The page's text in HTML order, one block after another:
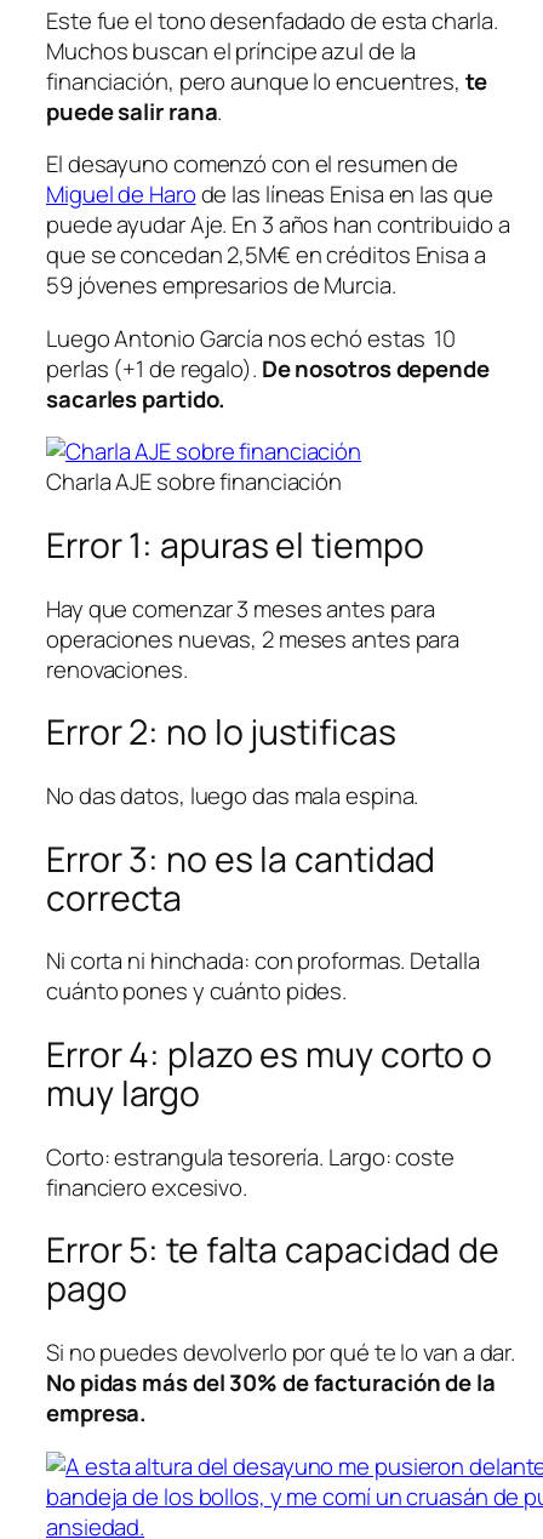
Este fue el tono desenfadado de esta charla.
Muchos buscan el príncipe azul de la
financiación, pero aunque lo encuentres, te
puede salir rana.
El desayuno comenzó con el resumen de
Miguel de Harode las líneas Enisa en las que
puede ayudar Aje. En 3 años han contribuido a
que se concedan 2,5M€ en créditos Enisa a
59 jóvenes empresarios de Murcia.
Luego Antonio García nos echó estas 10
perlas (+1 de regalo). De nosotros depende
sacarles partido.
Charla AJE sobre financiación
Error 1: apuras el tiempo
Hay que comenzar 3 meses antes para
operaciones nuevas, 2 meses antes para
renovaciones.
Error 2: no lo justificas
No das datos, luego das mala espina.
Error 3: no es la cantidad
correcta
Ni corta ni hinchada: con proformas. Detalla
cuánto pones y cuánto pides.
Error 4: plazo es muy corto o
muy largo
Corto: estrangula tesorería. Largo: coste
financiero excesivo.
Error 5: te falta capacidad de
pago
Si no puedes devolverlo por qué te lo van a dar.
No pidas más del 30% de facturación de la
empresa.